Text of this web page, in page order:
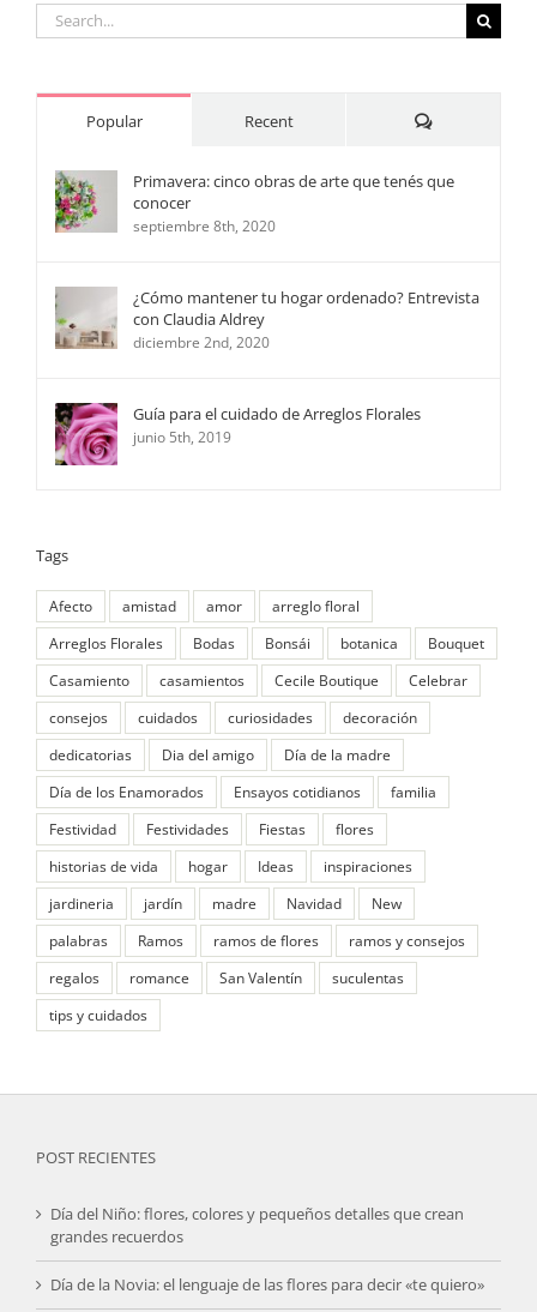
Search
for:
Popular Recent Comments
Primavera: cinco obras de arte que tenés que
conocer
septiembre 8th, 2020
¿Cómo mantener tu hogar ordenado? Entrevista
con Claudia Aldrey
diciembre 2nd, 2020
Guía para el cuidado de Arreglos Florales
junio 5th, 2019
Tags
Afecto amistad amor
arreglo floral
Arreglos Florales
Bodas Bonsái botanica
Bouquet
Casamiento
casamientos Cecile Boutique
Celebrar
consejos
cuidados curiosidades
decoración
dedicatorias
Dia del amigo
Día de la madre
Día de los Enamorados
Ensayos cotidianos
familia
Festividad
Festividades Fiestas
flores
historias de vida
hogar Ideas
inspiraciones
jardineria
jardín madre Navidad
New
palabras
Ramos ramos de flores
ramos y consejos
regalos
romance San Valentín
suculentas
tips y cuidados
POST RECIENTES
Día del Niño: flores, colores y pequeños detalles que crean
grandes recuerdos
Día de la Novia: el lenguaje de las flores para decir «te quiero»